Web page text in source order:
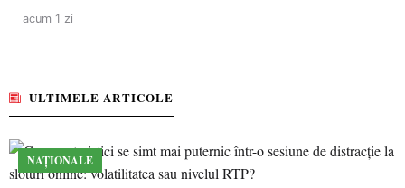
acum 1 zi
ULTIMELE ARTICOLE
NAȚIONALE